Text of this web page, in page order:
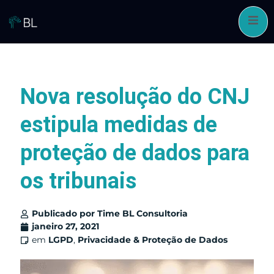
Pular
para
Nova resolução do CNJ
estipula medidas de
proteção de dados para
os tribunais
Publicado por Time BL Consultoria
janeiro 27, 2021
em LGPD, Privacidade & Proteção de Dados